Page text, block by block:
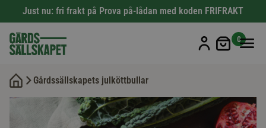
Just nu: fri frakt på Prova på-lådan med koden FRIFRAKT
Min
0
Gårdssällskapets julköttbullar